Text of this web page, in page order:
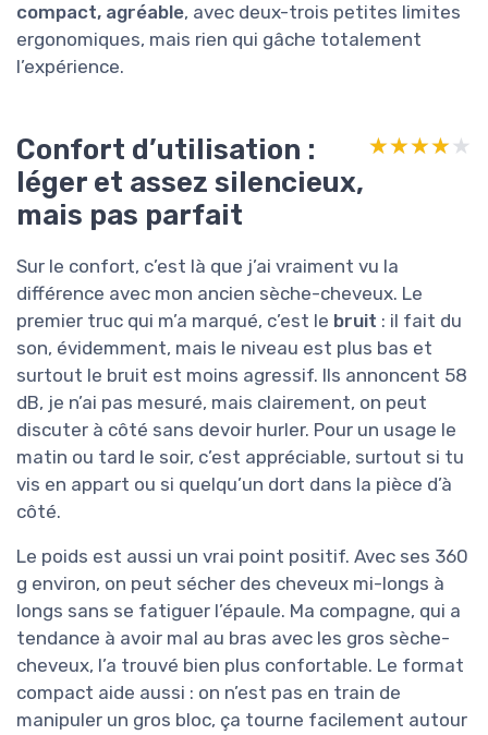
compact, agréable, avec deux-trois petites limites
ergonomiques, mais rien qui gâche totalement
l’expérience.
Confort d’utilisation :
léger et assez silencieux,
mais pas parfait
★★★★★
★★★★★
Sur le confort, c’est là que j’ai vraiment vu la
différence avec mon ancien sèche-cheveux. Le
premier truc qui m’a marqué, c’est le bruit : il fait du
son, évidemment, mais le niveau est plus bas et
surtout le bruit est moins agressif. Ils annoncent 58
dB, je n’ai pas mesuré, mais clairement, on peut
discuter à côté sans devoir hurler. Pour un usage le
matin ou tard le soir, c’est appréciable, surtout si tu
vis en appart ou si quelqu’un dort dans la pièce d’à
côté.
Le poids est aussi un vrai point positif. Avec ses 360
g environ, on peut sécher des cheveux mi-longs à
longs sans se fatiguer l’épaule. Ma compagne, qui a
tendance à avoir mal au bras avec les gros sèche-
cheveux, l’a trouvé bien plus confortable. Le format
compact aide aussi : on n’est pas en train de
manipuler un gros bloc, ça tourne facilement autour